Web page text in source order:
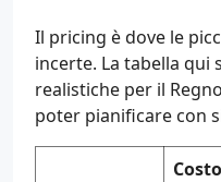
Il pricing è dove le
incerte. La tabella
realistiche per il
poter pianificare con
Costo